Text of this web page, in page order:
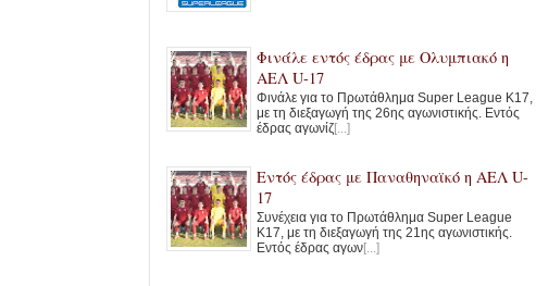
Φινάλε εντός έδρας με Ολυμπιακό η
ΑΕΛ U-17
Φινάλε για το Πρωτάθλημα Super League K17,
με τη διεξαγωγή της 26ης αγωνιστικής. Εντός
έδρας αγωνίζ[...]
Εντός έδρας με Παναθηναϊκό η ΑΕΛ U-
17
Συνέχεια για το Πρωτάθλημα Super League
K17, με τη διεξαγωγή της 21ης αγωνιστικής.
Εντός έδρας αγων[...]